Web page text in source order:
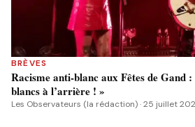
BRÈVES
Racisme anti-blanc aux Fêtes de Gand
blancs à l’arrière ! »
Les Observateurs (la rédaction) · 25 juillet